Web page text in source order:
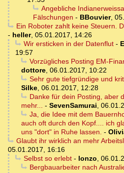
Angebliche
Fälschungen - BBouvier,
Ein Roboter zahlt keine Steuern.
- heller, 05.01.2017, 14:26
Wir ersticken in der Datenflut-
19:57
Vorzügliches Posting EM-
dottore, 06.01.2017, 10:22
Sehr gute tiefgründige und
Silke, 06.01.2017, 12:28
Danke für dein Posting, aber
mehr... - SevenSamurai,
Ja, die Idee mit dem
auch oft durch den Kopf.... ich
uns "dort" in Ruhe lassen. -
Glaubt ihr wirklich an mehr
05.01.2017, 16:16
Selbst so erlebt- lonzo,
Bergbauarbeiter nach